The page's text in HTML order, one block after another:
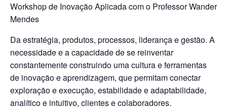
Workshop de Inovação Aplicada com o Professor Wander
Mendes
Da estratégia, produtos, processos, liderança e gestão. A
necessidade e a capacidade de se reinventar
constantemente construindo uma cultura e ferramentas
de inovação e aprendizagem, que permitam conectar
exploração e execução, estabilidade e adaptabilidade,
analítico e intuitivo, clientes e colaboradores.